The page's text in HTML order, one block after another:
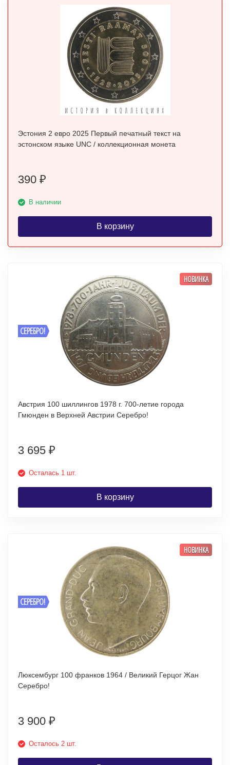
Эстония 2 евро 2025 Первый печатный текст на
эстонском языке UNC / коллекционная монета
390 ₽
В наличии
В корзину
СЕРЕБРО!
НОВИНКА
Австрия 100 шиллингов 1978 г. 700-летие города
Гмюнден в Верхней Австрии Серебро!
3 695 ₽
Осталась 1 шт.
В корзину
СЕРЕБРО!
НОВИНКА
Люксембург 100 франков 1964 / Великий Герцог Жан
Серебро!
3 900 ₽
Осталось 2 шт.